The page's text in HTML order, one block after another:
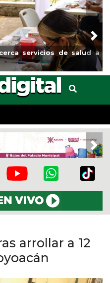
arrancará primera
5 de febrero
arrollar a 12